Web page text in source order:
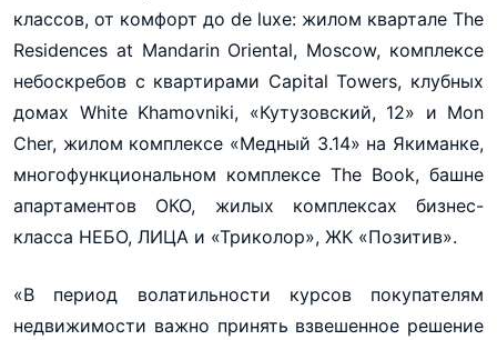
классов, от комфорт до de luxe: жилом квартале The
Residences at Mandarin Oriental, Moscow, комплексе
небоскребов с квартирами Capital Towers, клубных
домах White Khamovniki, «Кутузовский, 12» и Mon
Cher, жилом комплексе «Медный 3.14» на Якиманке,
многофункциональном комплексе The Book, башне
апартаментов ОКО, жилых комплексах бизнес-
класса НЕБО, ЛИЦА и «Триколор», ЖК «Позитив».
«В период волатильности курсов покупателям
недвижимости важно принять взвешенное решение